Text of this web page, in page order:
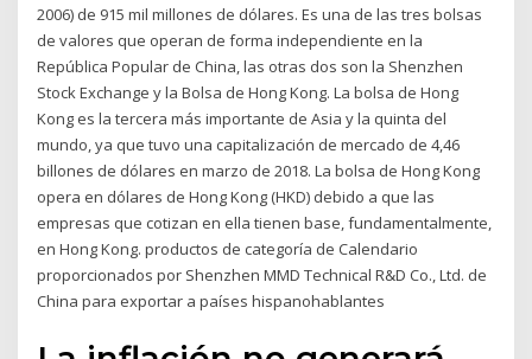
2006) de 915 mil millones de dólares. Es una de las tres bolsas
de valores que operan de forma independiente en la
República Popular de China, las otras dos son la Shenzhen
Stock Exchange y la Bolsa de Hong Kong. La bolsa de Hong
Kong es la tercera más importante de Asia y la quinta del
mundo, ya que tuvo una capitalización de mercado de 4,46
billones de dólares en marzo de 2018. La bolsa de Hong Kong
opera en dólares de Hong Kong (HKD) debido a que las
empresas que cotizan en ella tienen base, fundamentalmente,
en Hong Kong. productos de categoría de Calendario
proporcionados por Shenzhen MMD Technical R&D Co., Ltd. de
China para exportar a países hispanohablantes